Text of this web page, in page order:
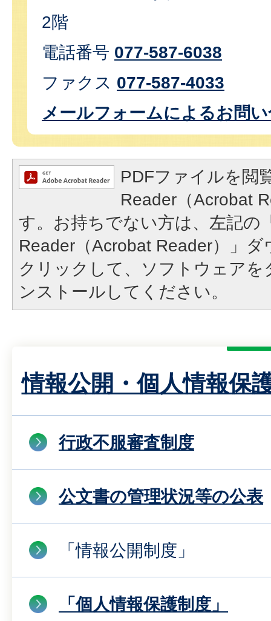
2階
電話番号 077-587-6038
ファクス 077-587-4033
メールフォームによるお問
PDFファイルを閲
Reader（Acrobat
す。お持ちでない方は、左記の
Reader（Acrobat Reader）」
クリックして、ソフトウェア
ンストールしてください。
情報公開・個人情報保
行政不服審査制度
公文書の管理状況等の公表
「情報公開制度」
「個人情報保護制度」